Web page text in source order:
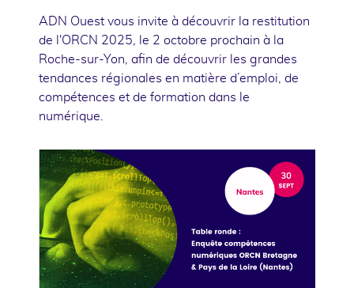
ADN Ouest vous invite à découvrir la restitution
de l'ORCN 2025, le 2 octobre prochain à la
Roche-sur-Yon, afin de découvrir les grandes
tendances régionales en matière d’emploi, de
compétences et de formation dans le
numérique.